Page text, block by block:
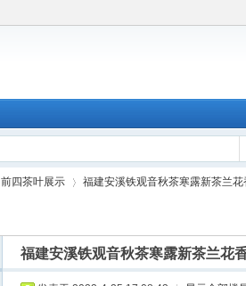
前四茶叶展示
›
福建安溪铁观音秋茶寒露新茶兰
福建安溪铁观音秋茶寒露新茶兰花